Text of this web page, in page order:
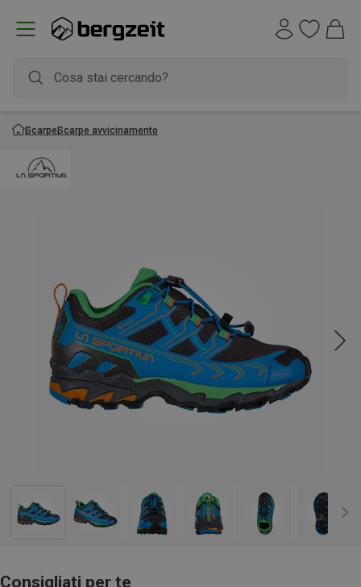
ScarpeScarpe avvicinamento
Consigliati per te